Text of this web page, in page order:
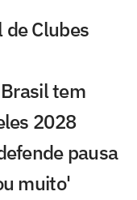
de Clubes
tem
2028
pausa
muito'